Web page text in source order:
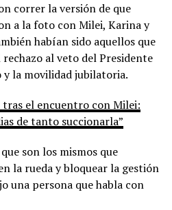
correr la versión de que
a la foto con Milei, Karina y
habían sido aquellos que
al veto del Presidente
la movilidad jubilatoria.
el encuentro con Milei:
de tanto succionarla”
son los mismos que
la rueda y bloquear la gestión
una persona que habla con